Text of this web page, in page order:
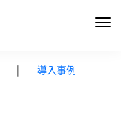
導入事例